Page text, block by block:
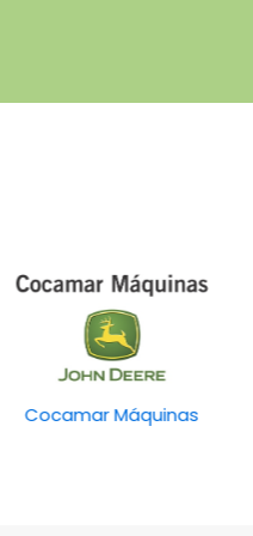
Cocamar Máquinas